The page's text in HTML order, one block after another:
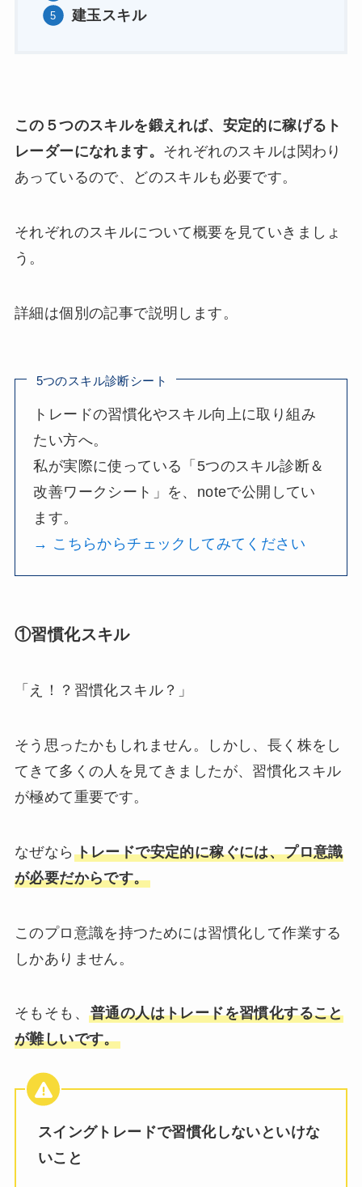
建玉スキル
この５つのスキルを鍛えれば、安定的に稼げるト
レーダーになれます。 それぞれのスキルは関わり
あっているので、どのスキルも必要です。
それぞれのスキルについて概要を見ていきましょ
う。
詳細は個別の記事で説明します。
5つのスキル診断シート
トレードの習慣化やスキル向上に取り組み
たい方へ。
私が実際に使っている「5つのスキル診断＆
改善ワークシート」を、noteで公開してい
ます。
→ こちらからチェックしてみてください
①習慣化スキル
「え！？習慣化スキル？」
そう思ったかもしれません。しかし、長く株をし
てきて多くの人を見てきましたが、習慣化スキル
が極めて重要です。
なぜなら トレードで安定的に稼ぐには、プロ意識
が必要だからです。
このプロ意識を持つためには習慣化して作業する
しかありません。
そもそも、 普通の人はトレードを習慣化すること
が難しいです。
スイングトレードで習慣化しないといけな
いこと